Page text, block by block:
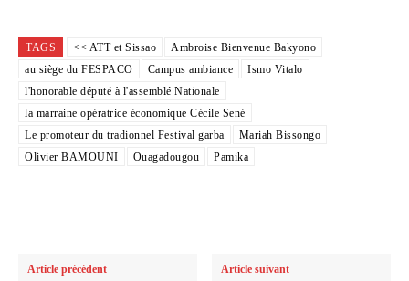
TAGS << ATT et Sissao
Ambroise Bienvenue Bakyono
au siège du FESPACO
Campus ambiance
Ismo Vitalo
l'honorable député à l'assemblé Nationale
la marraine opératrice économique Cécile Sené
Le promoteur du tradionnel Festival garba
Mariah Bissongo
Olivier BAMOUNI
Ouagadougou Pamika
Article précédent Article suivant